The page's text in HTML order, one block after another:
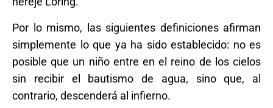
Por lo mismo, las siguientes definiciones afirman
simplemente lo que ya ha sido establecido: no es
posible que un niño entre en el reino de los cielos
sin recibir el bautismo de agua, sino que, al
contrario, descenderá al infierno.